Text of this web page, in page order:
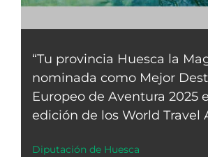
“Tu provincia Huesca la
nominada como Mejor
Europeo de Aventura 2025
edición de los World Travel
Diputación de Huesca